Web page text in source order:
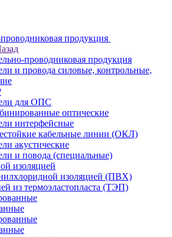
продукция
проводниковая продукция
и провода силовые, контрольные,
для ОПС
оптические
интерфейсные
кабельные линии (ОКЛ)
акустические
и повода (специальные)
изоляцией
изоляцией (ПВХ)
из термоэластопласта (ТЭП)